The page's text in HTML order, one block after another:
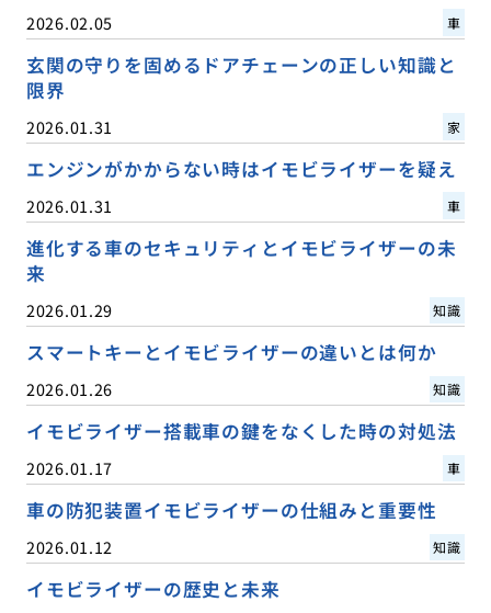
2026.02.05 車
玄関の守りを固めるドアチェーンの正しい知識と
限界
2026.01.31 家
エンジンがかからない時はイモビライザーを疑え
2026.01.31 車
進化する車のセキュリティとイモビライザーの未
来
2026.01.29 知識
スマートキーとイモビライザーの違いとは何か
2026.01.26 知識
イモビライザー搭載車の鍵をなくした時の対処法
2026.01.17 車
車の防犯装置イモビライザーの仕組みと重要性
2026.01.12 知識
イモビライザーの歴史と未来